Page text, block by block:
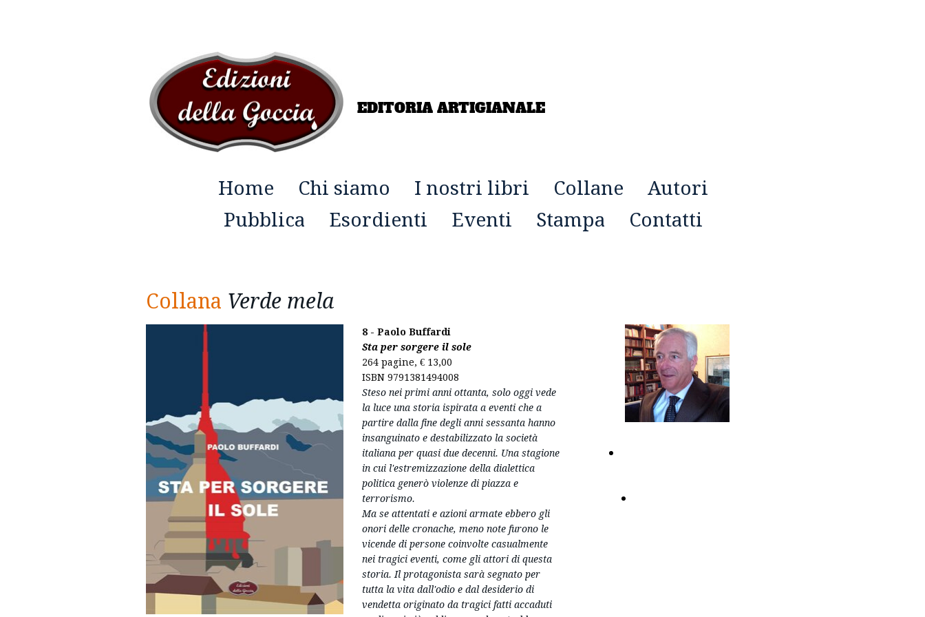
EDITORIA ARTIGIANALE
Home Chi siamo I nostri libri Collane
Autori
Pubblica
Esordienti Eventi Stampa Contatti
Collana Verde mela
8 - Paolo Buffardi
Sta per sorgere il sole
264 pagine, € 13,00
ISBN 9791381494008
Steso nei primi anni ottanta, solo oggi vede
la luce una storia ispirata a eventi che a
partire dalla fine degli anni sessanta hanno
insanguinato e destabilizzato la società
italiana per quasi due decenni. Una stagione
in cui l'estremizzazione della dialettica
politica generò violenze di piazza e
terrorismo.
Ma se attentati e azioni armate ebbero gli
onori delle cronache, meno note furono le
vicende di persone coinvolte casualmente
nei tragici eventi, come gli attori di questa
storia. Il protagonista sarà segnato per
tutta la vita dall'odio e dal desiderio di
vendetta originato da tragici fatti accaduti